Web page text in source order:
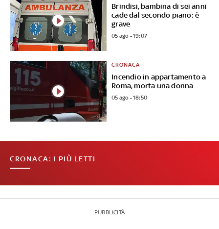
Brindisi, bambina di sei anni
cade dal secondo piano: è
grave
05 ago - 19:07
Incendio in appartamento a
Roma, morta una donna
CRONACA
05 ago - 18:50
CRONACA: I PIÙ LETTI
PUBBLICITÀ